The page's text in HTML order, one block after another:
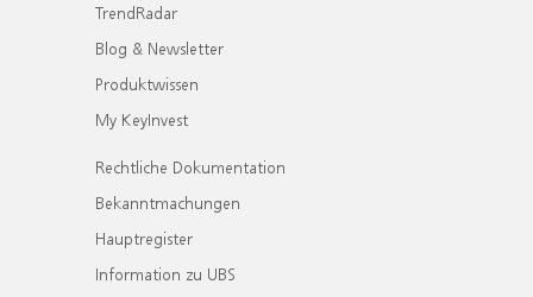
TrendRadar
Blog & Newsletter
Produktwissen
My KeyInvest
Rechtliche Dokumentation
Bekanntmachungen
Hauptregister
Information zu UBS